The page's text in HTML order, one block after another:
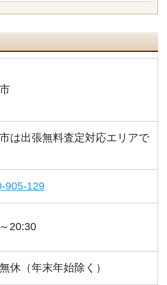
は出張無料査定対応エリアで
905-129
20:30
休（年末年始除く）